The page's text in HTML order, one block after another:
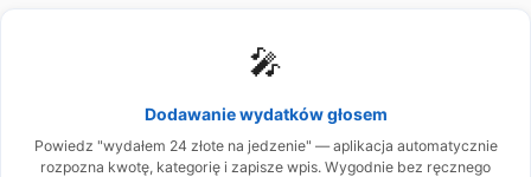
🎤
Dodawanie wydatków głosem
Powiedz "wydałem 24 złote na jedzenie" — aplikacja automatycznie
rozpozna kwotę, kategorię i zapisze wpis. Wygodnie bez ręcznego